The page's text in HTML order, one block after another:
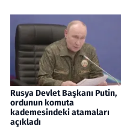
Rusya Devlet Başkanı Putin,
ordunun komuta
kademesindeki atamaları
açıkladı